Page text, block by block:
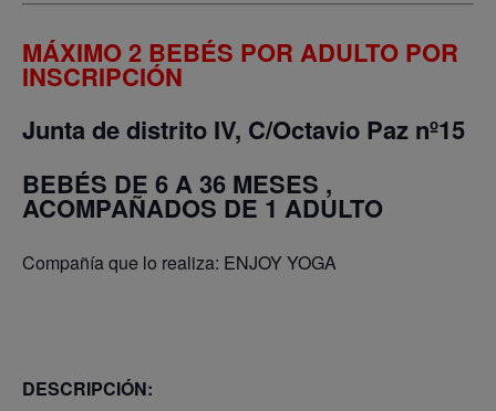
MÁXIMO 2 BEBÉS POR ADULTO POR
INSCRIPCIÓN
Junta de distrito IV, C/Octavio Paz nº15
BEBÉS DE 6 A 36 MESES ,
ACOMPAÑADOS DE 1 ADULTO
Compañía que lo realiza: ENJOY YOGA
DESCRIPCIÓN: